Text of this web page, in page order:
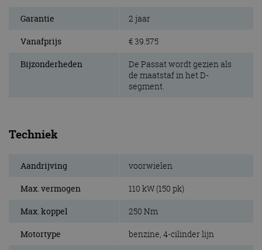
Garantie 2 jaar
Vanafprijs € 39.575
Bijzonderheden
De Passat wordt gezien als
de maatstaf in het D-
segment.
Techniek
Aandrijving voorwielen
Max. vermogen 110 kW (150 pk)
Max. koppel 250 Nm
Motortype benzine, 4-cilinder lijn